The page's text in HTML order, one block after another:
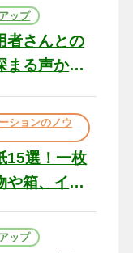
ップ
者さんとの
まる声かけ
22）
ションのノウ
15選！一枚
や箱、イン
ップ